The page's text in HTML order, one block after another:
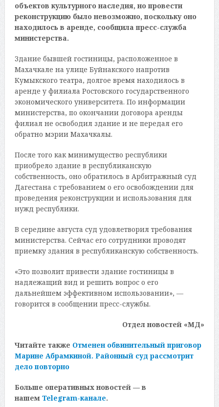
объектов культурного наследия, но провести
реконструкцию было невозможно, поскольку оно
находилось в аренде, сообщила пресс-служба
министерства.
Здание бывшей гостиницы, расположенное в
Махачкале на улице Буйнакского напротив
Кумыкского театра, долгое время находилось в
аренде у филиала Ростовского государственного
экономического университета. По информации
министерства, по окончании договора аренды
филиал не освободил здание и не передал его
обратно мэрии Махачкалы.
После того как минимущество республики
приобрело здание в республиканскую
собственность, оно обратилось в Арбитражный суд
Дагестана с требованием о его освобождении для
проведения реконструкции и использования для
нужд республики.
В середине августа суд удовлетворил требования
министерства. Сейчас его сотрудники проводят
приемку здания в республиканскую собственность.
«Это позволит привести здание гостиницы в
надлежащий вид и решить вопрос о его
дальнейшем эффективном использовании», —
говорится в сообщении пресс-службы.
Отдел новостей «МД»
Читайте также Отменен обвинительный приговор
Марине Абрамкиной. Районный суд рассмотрит
дело повторно
Больше оперативных новостей — в
нашем Telegram-канале.